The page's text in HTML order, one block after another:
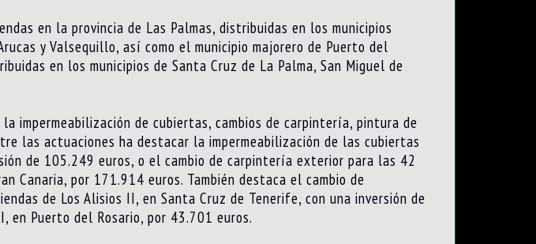
en la provincia de Las Palmas, distribuidas en los municipios
y Valsequillo, así como el municipio majorero de Puerto del
en los municipios de Santa Cruz de La Palma, San Miguel de
impermeabilización de cubiertas, cambios de carpintería, pintura de
las actuaciones ha destacar la impermeabilización de las cubiertas
de 105.249 euros, o el cambio de carpintería exterior para las 42
Canaria, por 171.914 euros. También destaca el cambio de
de Los Alisios II, en Santa Cruz de Tenerife, con una inversión de
en Puerto del Rosario, por 43.701 euros.